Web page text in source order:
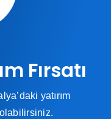
Fırsatı
yatırım